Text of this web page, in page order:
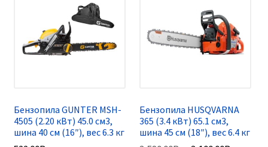
Бензопила GUNTER MSH-
4505 (2.20 кВт) 45.0 см3,
шина 40 см (16″), вес 6.3 кг
Бензопила HUSQVARNA
365 (3.4 кВт) 65.1 см3,
шина 45 см (18″), вес 6.4 кг